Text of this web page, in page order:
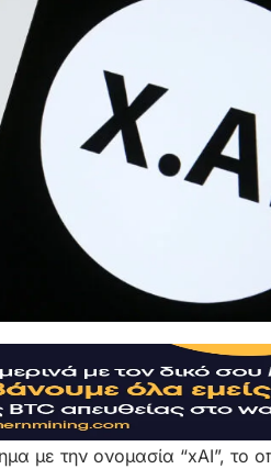
με την ονομασία “xAI”, το